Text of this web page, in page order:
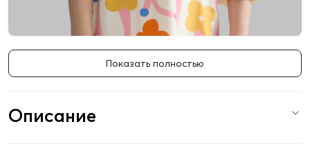
Показать полностью
Описание